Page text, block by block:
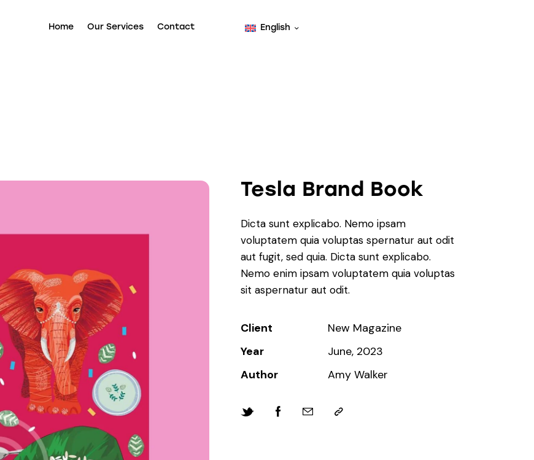
Home Our Services Contact English
Tesla Brand Book
Dicta sunt explicabo. Nemo ipsam
voluptatem quia voluptas spernatur aut odit
aut fugit, sed quia. Dicta sunt explicabo.
Nemo enim ipsam voluptatem quia voluptas
sit aspernatur aut odit.
Client
New Magazine
Year
June, 2023
Author
Amy Walker